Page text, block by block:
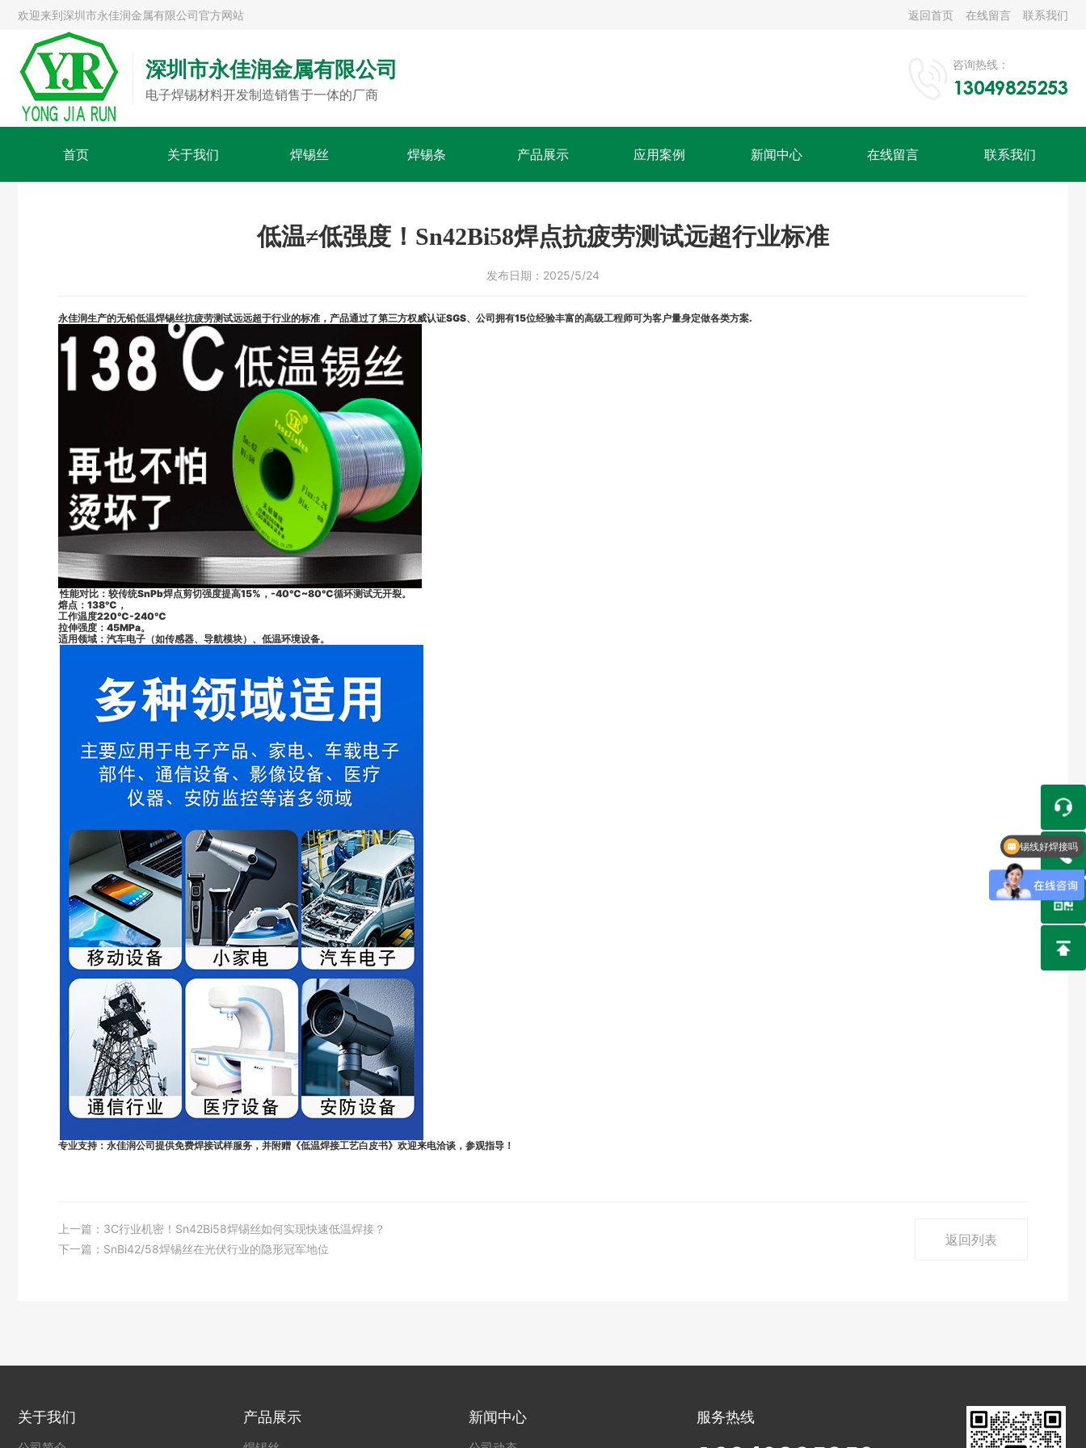
欢迎来到深圳市永佳润金属有限公司官方网站 返回首页 在线留言 联系我们
深圳市永佳润金属有限公司
电子焊锡材料开发制造销售于一体的厂商
咨询热线：
13049825253
首页 关于我们 焊锡丝 焊锡条 产品展示 应用案例 新闻中心 在线留言 联系我们
低温≠低强度！Sn42Bi58焊点抗疲劳测试远超行业标准
发布日期： 2025/5/24
永佳润生产的无铅低温焊锡丝抗疲劳测试远远超于行业的标准，产品通过了第三方权威认证SGS、公司拥有15位经验丰富的高级工程师可为客户量身定做各类方案.
性能对比：较传统SnPb焊点剪切强度提高15%，-40℃~80℃循环测试无开裂。
熔点：138℃，
工作温度220℃-240℃
拉伸强度：45MPa。
适用领域：汽车电子（如传感器、导航模块）、低温环境设备。
专业支持：永佳润公司提供免费焊接试样服务，并附赠《低温焊接工艺白皮书》欢迎来电洽谈，参观指导！
上一篇： 3C行业机密！Sn42Bi58焊锡丝如何实现快速低温焊接？
下一篇： SnBi42/58焊锡丝在光伏行业的隐形冠军地位
返回列表
关于我们 产品展示 新闻中心 服务热线
锡线好焊接吗
收锡渣/旧锡吗